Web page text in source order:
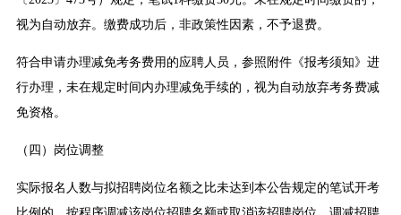
视为自动放弃。缴费成功后，非政策性因素，不予退费。
符合申请办理减免考务费用的应聘人员，参照附件《报考须知》进
行办理，未在规定时间内办理减免手续的，视为自动放弃考务费减
免资格。
（四）岗位调整
实际报名人数与拟招聘岗位名额之比未达到本公告规定的笔试开考